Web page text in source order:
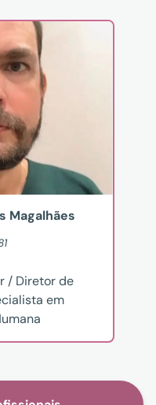
Magalhães
/ Diretor de
em